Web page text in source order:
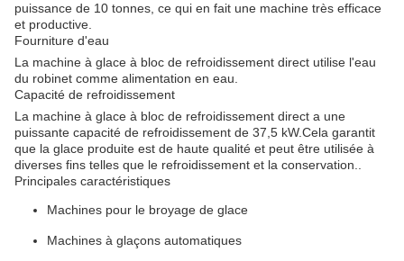
puissance de 10 tonnes, ce qui en fait une machine très efficace
et productive.
Fourniture d'eau
La machine à glace à bloc de refroidissement direct utilise l'eau
du robinet comme alimentation en eau.
Capacité de refroidissement
La machine à glace à bloc de refroidissement direct a une
puissante capacité de refroidissement de 37,5 kW.Cela garantit
que la glace produite est de haute qualité et peut être utilisée à
diverses fins telles que le refroidissement et la conservation..
Principales caractéristiques
Machines pour le broyage de glace
Machines à glaçons automatiques